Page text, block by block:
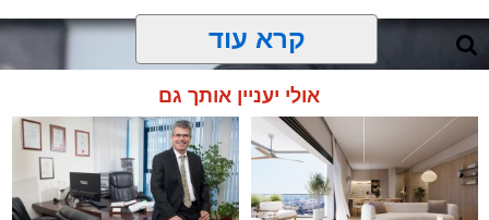
קרא עוד
אולי יעניין אותך גם